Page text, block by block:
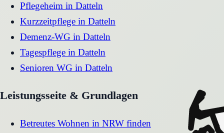
Pflegeheim in Datteln
Kurzzeitpflege in Datteln
Demenz-WG in Datteln
Tagespflege in Datteln
Senioren WG in Datteln
Leistungsseite & Grundlagen
Betreutes Wohnen in NRW finden